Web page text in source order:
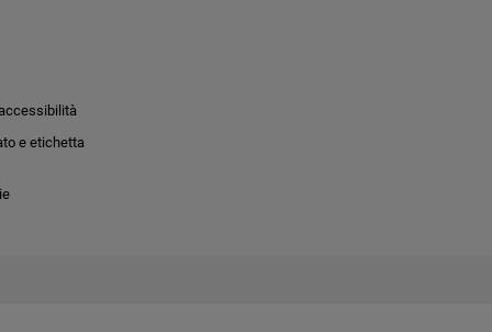
e etichetta